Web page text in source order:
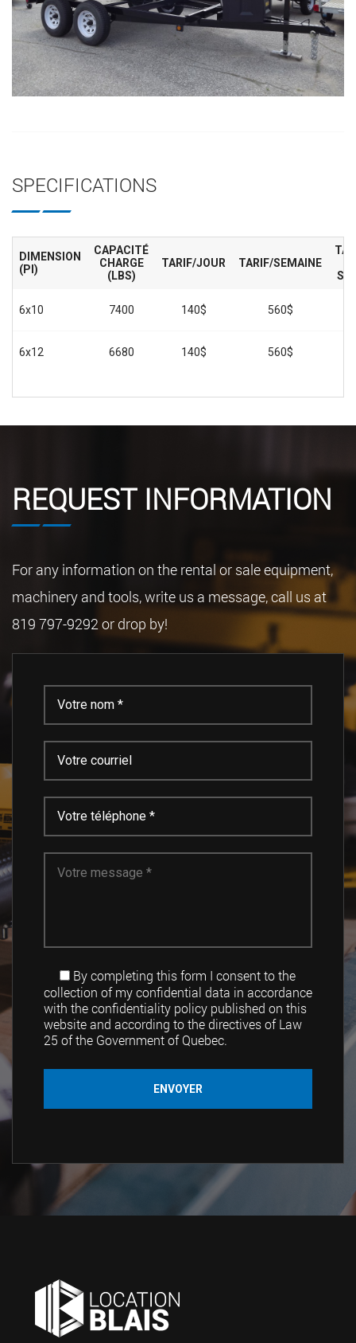
SPECIFICATIONS
DIMENSION
(PI)
CAPACITÉ
CHARGE
(LBS)
TARIF/JOUR TARIF/SEMAINE
6x10 7400 140$ 560$
6x12 6680 140$ 560$
REQUEST INFORMATION
For any information on the rental or sale equipment,
machinery and tools, write us a message, call us at
819 797-9292 or drop by!
By completing this form I consent to the
collection of my confidential data in accordance
with the confidentiality policy published on this
website and according to the directives of Law
25 of the Government of Quebec.